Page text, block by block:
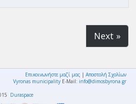
Next »
Επικοινωνήστε μαζί μας | Αποστολή Σχολίων
Vyronas municipality E-Mail: info@dimosbyrona.gr
Duraspace